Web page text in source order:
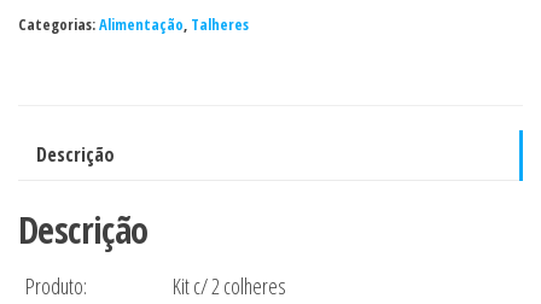
Colheres
/
De
Bebe
Kuka
Categorias:Alimentação, Talheres
Descrição
Descrição
Produto:
Kit c/ 2 colheres